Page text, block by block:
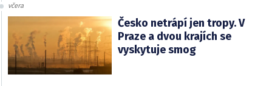
včera
Česko netrápí jen tropy. V
Praze a dvou krajích se
vyskytuje smog